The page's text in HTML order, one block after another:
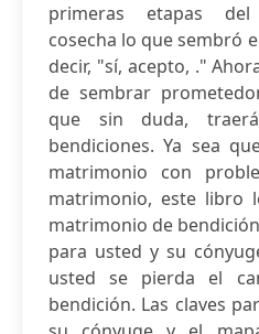
primeras etapas
cosecha lo que sembró
decir, "sí, acepto, ."
de sembrar
que sin duda,
bendiciones. Ya sea
matrimonio con
matrimonio, este libro
matrimonio de
para usted y su
usted se pierda el
bendición. Las claves